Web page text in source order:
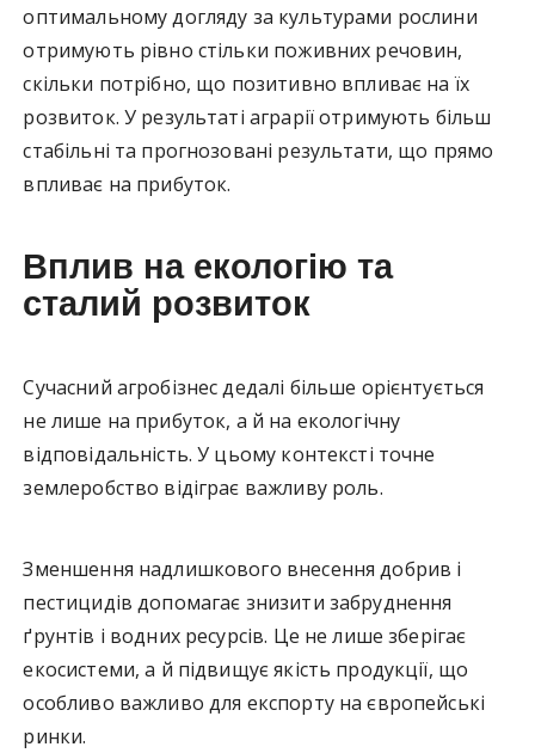
оптимальному догляду за культурами рослини
отримують рівно стільки поживних речовин,
скільки потрібно, що позитивно впливає на їх
розвиток. У результаті аграрії отримують більш
стабільні та прогнозовані результати, що прямо
впливає на прибуток.
Вплив на екологію та
сталий розвиток
Сучасний агробізнес дедалі більше орієнтується
не лише на прибуток, а й на екологічну
відповідальність. У цьому контексті точне
землеробство відіграє важливу роль.
Зменшення надлишкового внесення добрив і
пестицидів допомагає знизити забруднення
ґрунтів і водних ресурсів. Це не лише зберігає
екосистеми, а й підвищує якість продукції, що
особливо важливо для експорту на європейські
ринки.